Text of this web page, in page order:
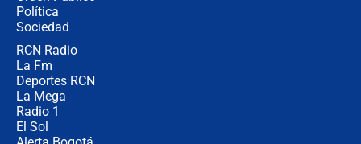
Política
Sociedad
RCN Radio
La Fm
Deportes RCN
La Mega
Radio 1
El Sol